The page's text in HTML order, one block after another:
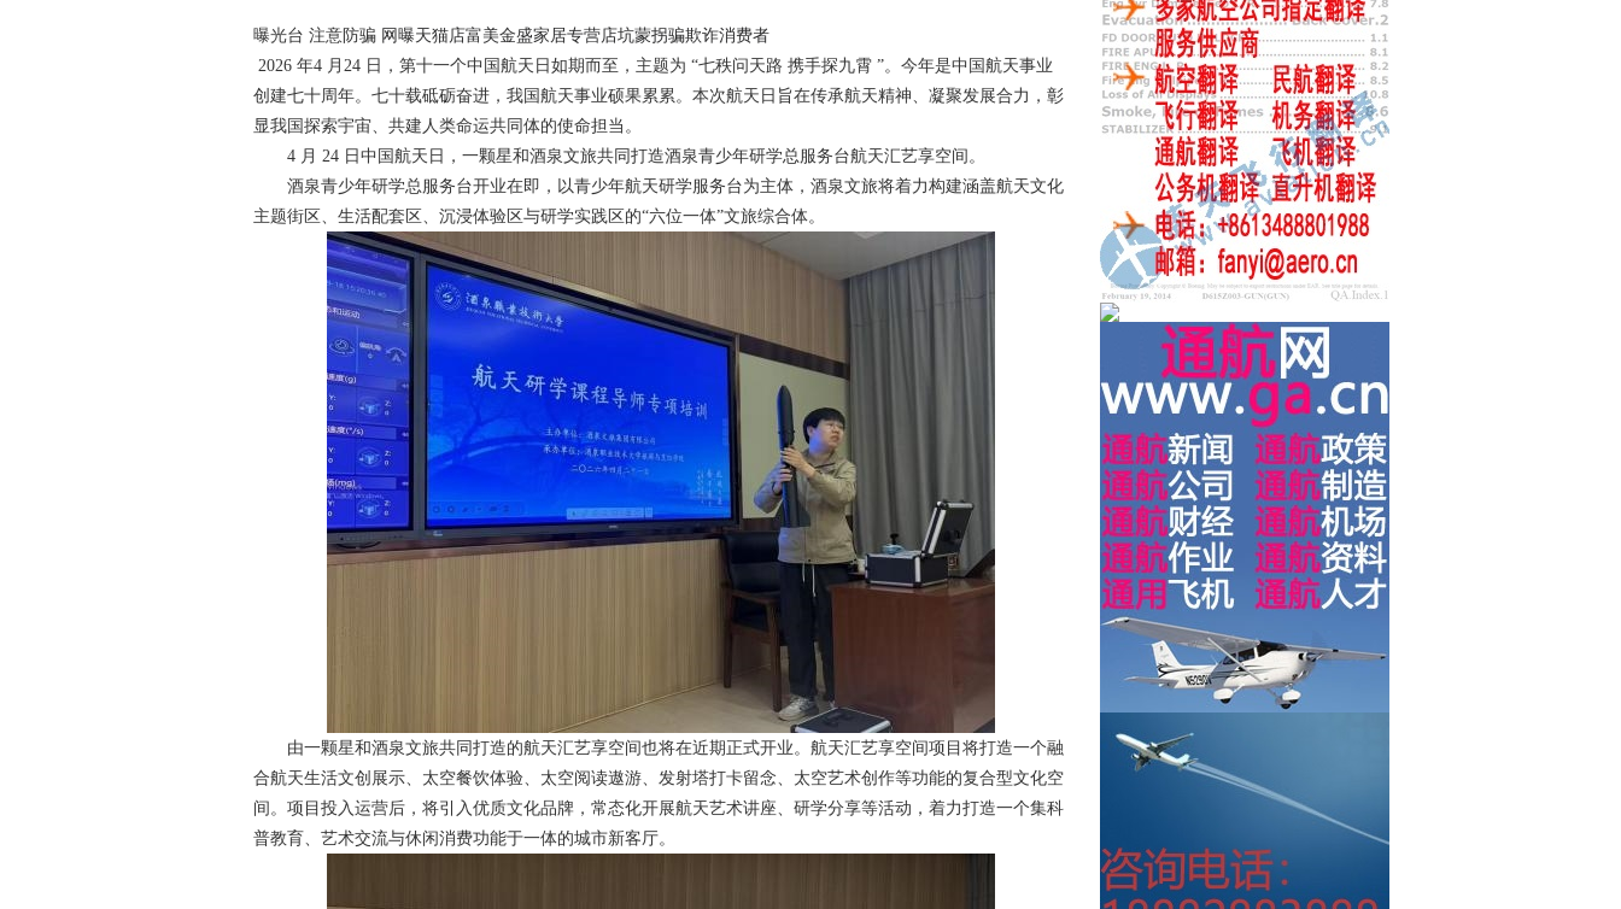
曝光台 注意防骗 网曝天猫店富美金盛家居专营店坑蒙拐骗欺诈消费者
2026 年4 月24 日，第十一个中国航天日如期而至，主题为 “七秩问天路 携手探九霄 ”。今年是中国航天事业
创建七十周年。七十载砥砺奋进，我国航天事业硕果累累。本次航天日旨在传承航天精神、凝聚发展合力，彰
显我国探索宇宙、共建人类命运共同体的使命担当。
4 月 24 日中国航天日，一颗星和酒泉文旅共同打造酒泉青少年研学总服务台航天汇艺享空间。
酒泉青少年研学总服务台开业在即，以青少年航天研学服务台为主体，酒泉文旅将着力构建涵盖航天文化
主题街区、生活配套区、沉浸体验区与研学实践区的“六位一体”文旅综合体。
由一颗星和酒泉文旅共同打造的航天汇艺享空间也将在近期正式开业。航天汇艺享空间项目将打造一个融
合航天生活文创展示、太空餐饮体验、太空阅读遨游、发射塔打卡留念、太空艺术创作等功能的复合型文化空
间。项目投入运营后，将引入优质文化品牌，常态化开展航天艺术讲座、研学分享等活动，着力打造一个集科
普教育、艺术交流与休闲消费功能于一体的城市新客厅。